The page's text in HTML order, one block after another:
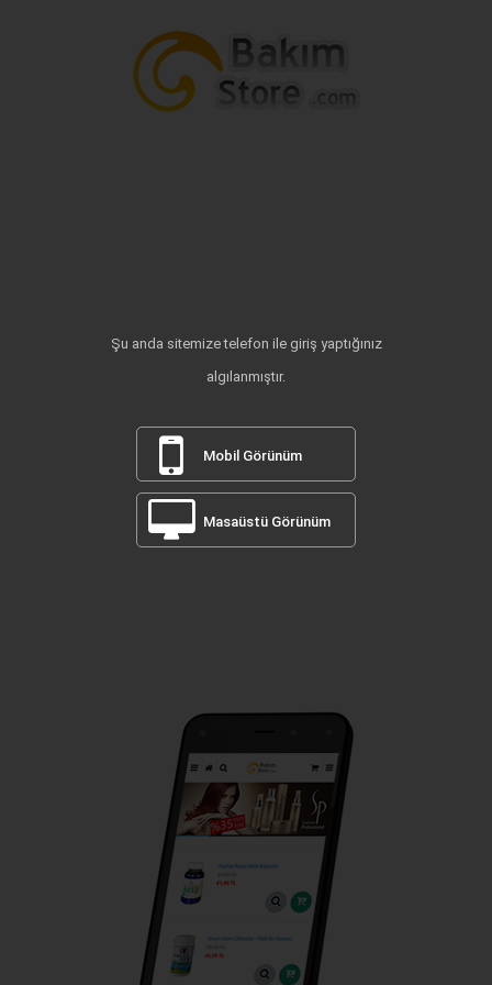
Şu anda sitemize telefon ile giriş yaptığınız
algılanmıştır.
Mobil Görünüm
Masaüstü Görünüm